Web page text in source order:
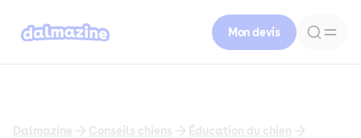
Mon devis
Dalmazine Conseils chiens
Éducation du chien